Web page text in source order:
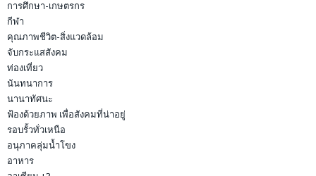
การศึกษา-เกษตรกร
กีฬา
คุณภาพชีวิต-สิ่งแวดล้อม
จับกระแสสังคม
ท่องเที่ยว
นันทนาการ
นานาทัศนะ
ฟ้องด้วยภาพ เพื่อสังคมที่น่าอยู่
รอบรั้วทั่วเหนือ
อนุภาคลุ่มน้ำโขง
อาหาร